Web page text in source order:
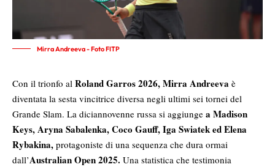
Mirra Andreeva - Foto FITP
Con il trionfo al Roland Garros 2026,Mirra Andreeva è
diventata la sesta vincitrice diversa negli ultimi sei tornei del
Grande Slam. La diciannovenne russa si aggiunge a Madison
Keys, Aryna Sabalenka, Coco Gauff, Iga Swiatek ed Elena
Rybakina, protagoniste di una sequenza che dura ormai
dall’Australian Open 2025. Una statistica che testimonia